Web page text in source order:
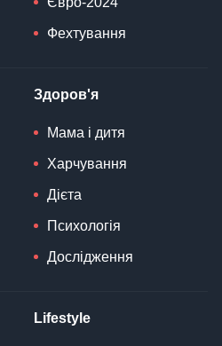
Фехтування
Здоров'я
Мама і дитя
Харчування
Дієта
Психологія
Дослідження
Lifestyle